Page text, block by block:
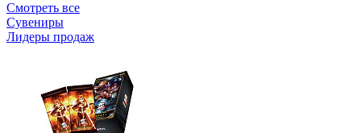
Смотреть все
Сувениры
Лидеры продаж